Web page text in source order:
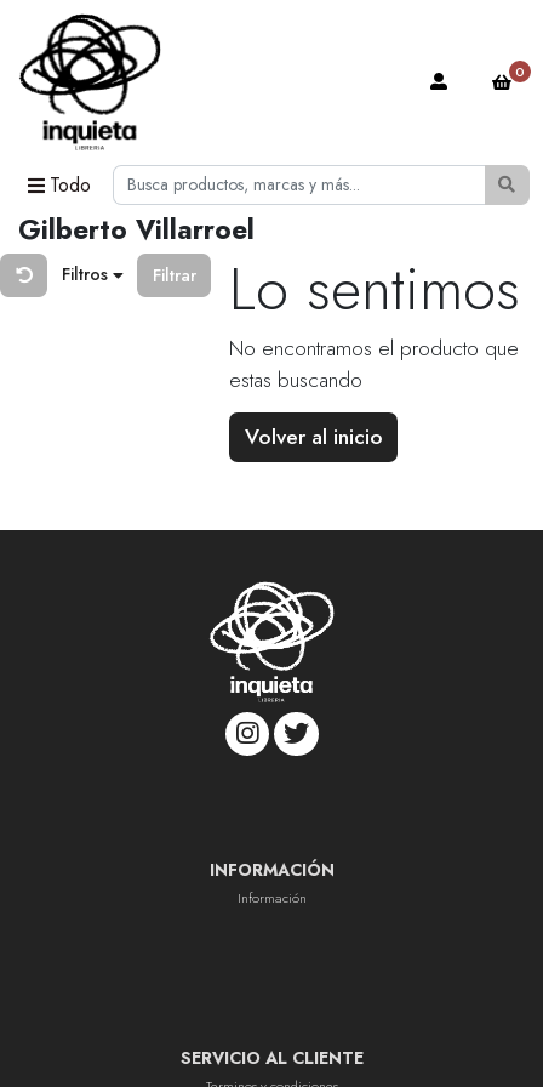
Todo
0
Gilberto Villarroel
Filtros Filtrar Lo sentimos
No encontramos el producto que
estas buscando
Volver al inicio
INFORMACIÓN
Información
SERVICIO AL CLIENTE